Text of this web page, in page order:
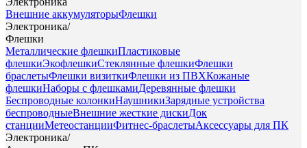
Внешние аккумуляторыФлешки
Электроника/
Флешки
Металлические флешкиПластиковые
флешкиЭкофлешкиСтеклянные флешкиФлешки
браслетыФлешки визиткиФлешки из ПВХКожаные
флешкиНаборы с флешкамиДеревянные флешки
Беспроводные колонкиНаушникиЗарядные устройства
беспроводныеВнешние жесткие дискиДок
станцииМетеостанцииФитнес-браслетыАксессуары для ПК
Электроника/